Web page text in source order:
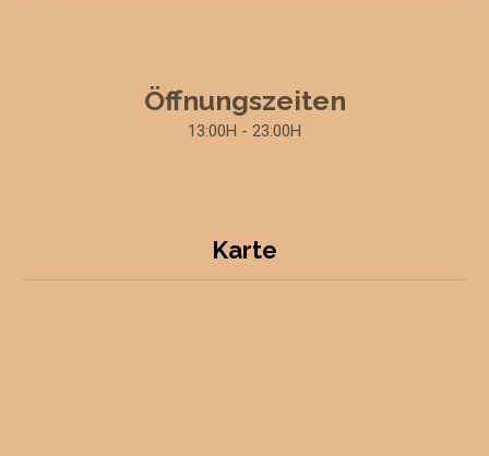
Öffnungszeiten
13:00H - 23:00H
Karte